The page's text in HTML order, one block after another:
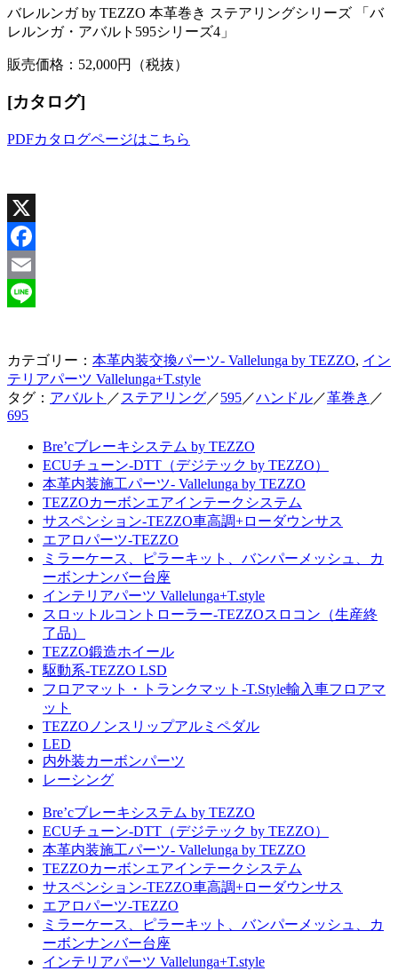
バレルンガ by TEZZO 本革巻き ステアリングシリーズ 「バ
レルンガ・アバルト595シリーズ4」
販売価格：52,000円（税抜）
[カタログ]
PDFカタログページはこちら
X
Facebook
Email
カテゴリー： 本革内装交換パーツ- Vallelunga by TEZZO, イン
テリアパーツ Vallelunga+T.style
タグ： アバルト ／ ステアリング／595／ハンドル／革巻き ／
695
Bre’cブレーキシステム by TEZZO
ECUチューン-DTT（デジテック by TEZZO）
本革内装施工パーツ- Vallelunga by TEZZO
TEZZOカーボンエアインテークシステム
サスペンション-TEZZO車高調+ローダウンサス
エアロパーツ-TEZZO
ミラーケース、ピラーキット、バンパーメッシュ、カ
ーボンナンバー台座
インテリアパーツ Vallelunga+T.style
スロットルコントローラー-TEZZOスロコン（生産終
了品）
TEZZO鍛造ホイール
駆動系-TEZZO LSD
フロアマット・トランクマット-T.Style輸入車フロアマ
ット
TEZZOノンスリップアルミペダル
LED
内外装カーボンパーツ
レーシング
Bre’cブレーキシステム by TEZZO
ECUチューン-DTT（デジテック by TEZZO）
本革内装施工パーツ- Vallelunga by TEZZO
TEZZOカーボンエアインテークシステム
サスペンション-TEZZO車高調+ローダウンサス
エアロパーツ-TEZZO
ミラーケース、ピラーキット、バンパーメッシュ、カ
ーボンナンバー台座
インテリアパーツ Vallelunga+T.style